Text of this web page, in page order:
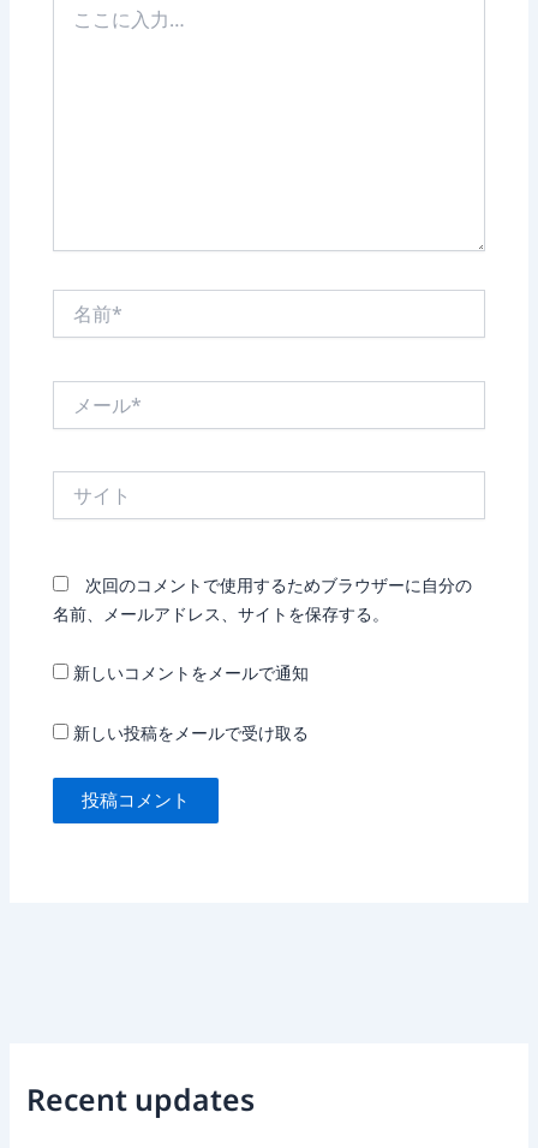
Recent updates
名
メ
サ
次回のコメントで使用するためブラウザーに自分の
名前、メールアドレス、サイトを保存する。
新しいコメントをメールで通知
新しい投稿をメールで受け取る